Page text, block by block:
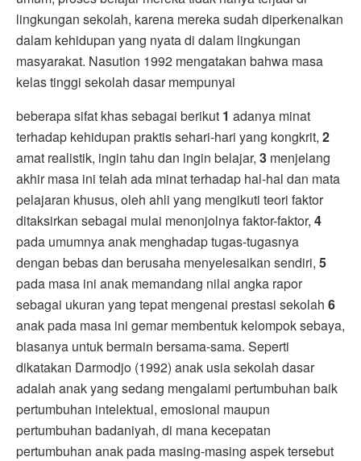
lingkungan sekolah, karena mereka sudah diperkenalkan
dalam kehidupan yang nyata di dalam lingkungan
masyarakat. Nasution 1992 mengatakan bahwa masa
kelas tinggi sekolah dasar mempunyai
beberapa sifat khas sebagai berikut 1 adanya minat
terhadap kehidupan praktis sehari-hari yang kongkrit, 2
amat realistik, ingin tahu dan ingin belajar, 3 menjelang
akhir masa ini telah ada minat terhadap hal-hal dan mata
pelajaran khusus, oleh ahli yang mengikuti teori faktor
ditaksirkan sebagai mulai menonjolnya faktor-faktor, 4
pada umumnya anak menghadap tugas-tugasnya
dengan bebas dan berusaha menyelesaikan sendiri, 5
pada masa ini anak memandang nilai angka rapor
sebagai ukuran yang tepat mengenai prestasi sekolah 6
anak pada masa ini gemar membentuk kelompok sebaya,
biasanya untuk bermain bersama-sama. Seperti
dikatakan Darmodjo (1992) anak usia sekolah dasar
adalah anak yang sedang mengalami pertumbuhan baik
pertumbuhan intelektual, emosional maupun
pertumbuhan badaniyah, di mana kecepatan
pertumbuhan anak pada masing-masing aspek tersebut